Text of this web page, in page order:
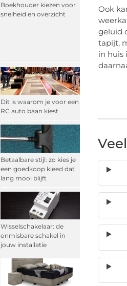
Boekhouder kiezen voor
snelheid en overzicht
Dit is waarom je voor een
RC auto baan kiest
Betaalbare stijl: zo kies je
een goedkoop kleed dat
lang mooi blijft
Wisselschakelaar: de
onmisbare schakel in
jouw installatie
Ook
geluid
tapijt,
in huis